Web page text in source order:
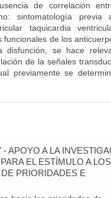
de correlación
sintomatología previa
taquicardia
de los
se hace
de la señales
previamente se
APOYO A LA
EL ESTÍMULO A LOS
PRIORIDADES E